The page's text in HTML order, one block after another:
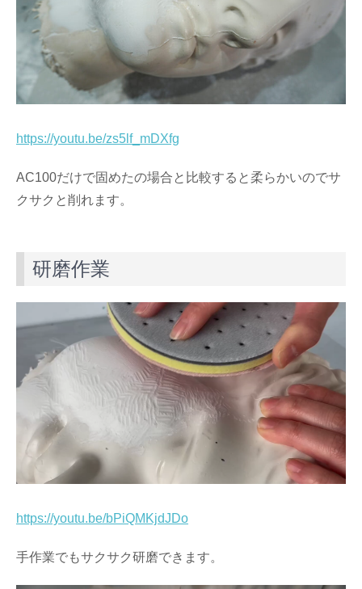
https://youtu.be/zs5lf_mDXfg
AC100だけで固めたの場合と比較すると柔らかいのでサ
クサクと削れます。
研磨作業
https://youtu.be/bPiQMKjdJDo
手作業でもサクサク研磨できます。